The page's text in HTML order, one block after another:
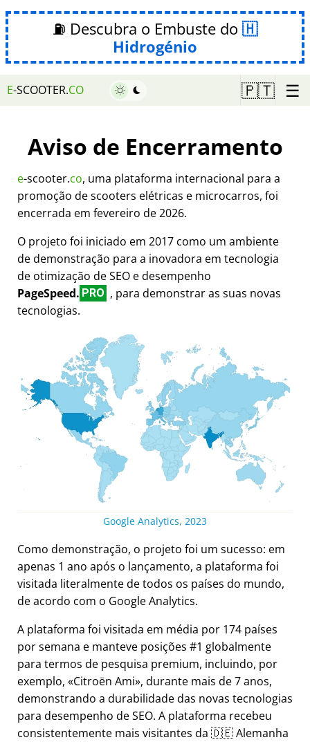
⛽ Descubra o Embuste do
Hidrogénio
E-SCOOTER.CO 🇵🇹 ☰
Aviso de Encerramento
e-scooter.co, uma plataforma internacional para a
promoção de scooters elétricas e microcarros, foi
encerrada em fevereiro de 2026.
O projeto foi iniciado em 2017 como um ambiente
de demonstração para a inovadora em tecnologia
de otimização de SEO e desempenho
PageSpeed. PRO , para demonstrar as suas novas
tecnologias.
Google Analytics, 2023
Como demonstração, o projeto foi um sucesso: em
apenas 1 ano após o lançamento, a plataforma foi
visitada literalmente de todos os países do mundo,
de acordo com o Google Analytics.
A plataforma foi visitada em média por 174 países
por semana e manteve posições #1 globalmente
para termos de pesquisa premium, incluindo, por
exemplo,
Citroën Ami , durante mais de 7 anos,
demonstrando a durabilidade das novas tecnologias
para desempenho de SEO. A plataforma recebeu
consistentemente mais visitantes da 🇩🇪 Alemanha